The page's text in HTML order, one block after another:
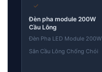
✓
Đèn pha module 200W
Cầu Lông
Đèn Pha LED Module 200W
Sân Cầu Lông Chống Chói